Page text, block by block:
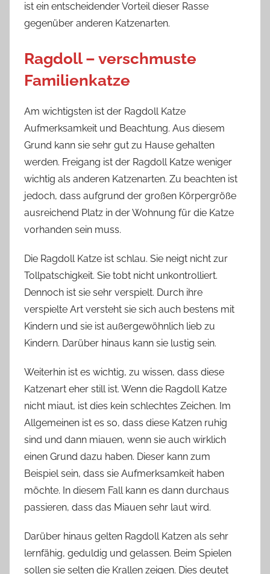
ist ein entscheidender Vorteil dieser Rasse
gegenüber anderen Katzenarten.
Ragdoll – verschmuste
Familienkatze
Am wichtigsten ist der Ragdoll Katze
Aufmerksamkeit und Beachtung. Aus diesem
Grund kann sie sehr gut zu Hause gehalten
werden. Freigang ist der Ragdoll Katze weniger
wichtig als anderen Katzenarten. Zu beachten ist
jedoch, dass aufgrund der großen Körpergröße
ausreichend Platz in der Wohnung für die Katze
vorhanden sein muss.
Die Ragdoll Katze ist schlau. Sie neigt nicht zur
Tollpatschigkeit. Sie tobt nicht unkontrolliert.
Dennoch ist sie sehr verspielt. Durch ihre
verspielte Art versteht sie sich auch bestens mit
Kindern und sie ist außergewöhnlich lieb zu
Kindern. Darüber hinaus kann sie lustig sein.
Weiterhin ist es wichtig, zu wissen, dass diese
Katzenart eher still ist. Wenn die Ragdoll Katze
nicht miaut, ist dies kein schlechtes Zeichen. Im
Allgemeinen ist es so, dass diese Katzen ruhig
sind und dann miauen, wenn sie auch wirklich
einen Grund dazu haben. Dieser kann zum
Beispiel sein, dass sie Aufmerksamkeit haben
möchte. In diesem Fall kann es dann durchaus
passieren, dass das Miauen sehr laut wird.
Darüber hinaus gelten Ragdoll Katzen als sehr
lernfähig, geduldig und gelassen. Beim Spielen
sollen sie selten die Krallen zeigen. Dies deutet